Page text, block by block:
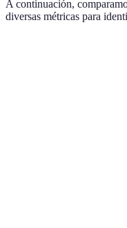
A continuación,
diversas métricas para